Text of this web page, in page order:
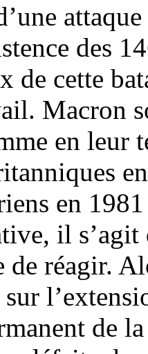
des
de cette
Macron
en leur
en
il s’agit
de réagir.
de